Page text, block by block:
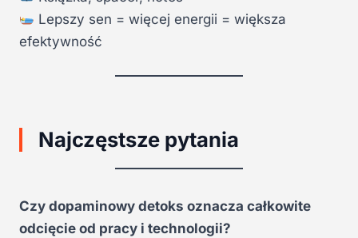
Lepszy sen = więcej energii = większa
efektywność
Najczęstsze pytania
Czy dopaminowy detoks oznacza całkowite
odcięcie od pracy i technologii?